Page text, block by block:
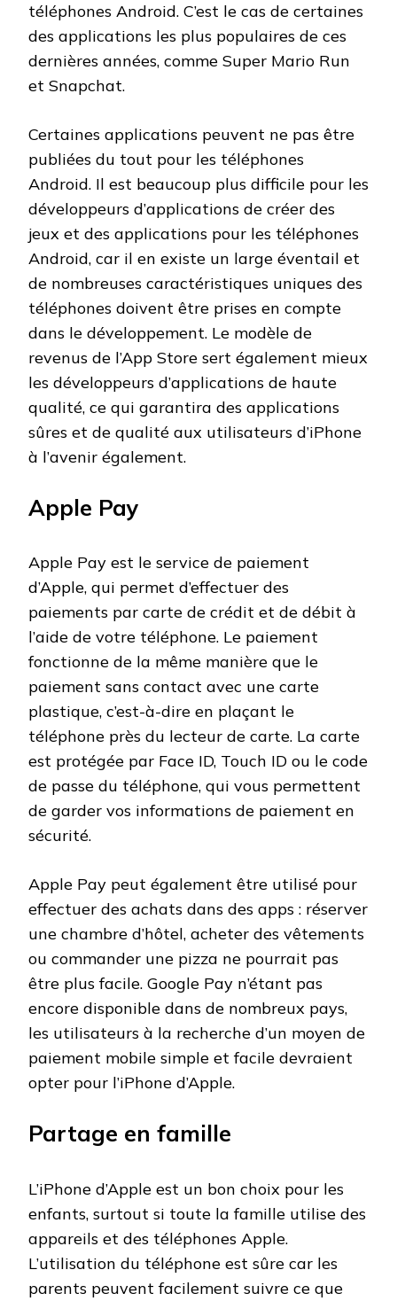
téléphones Android. C’est le cas de certaines
des applications les plus populaires de ces
dernières années, comme Super Mario Run
et Snapchat.
Certaines applications peuvent ne pas être
publiées du tout pour les téléphones
Android. Il est beaucoup plus difficile pour les
développeurs d’applications de créer des
jeux et des applications pour les téléphones
Android, car il en existe un large éventail et
de nombreuses caractéristiques uniques des
téléphones doivent être prises en compte
dans le développement. Le modèle de
revenus de l’App Store sert également mieux
les développeurs d’applications de haute
qualité, ce qui garantira des applications
sûres et de qualité aux utilisateurs d’iPhone
à l’avenir également.
Apple Pay
Apple Pay est le service de paiement
d’Apple, qui permet d’effectuer des
paiements par carte de crédit et de débit à
l’aide de votre téléphone. Le paiement
fonctionne de la même manière que le
paiement sans contact avec une carte
plastique, c’est-à-dire en plaçant le
téléphone près du lecteur de carte. La carte
est protégée par Face ID, Touch ID ou le code
de passe du téléphone, qui vous permettent
de garder vos informations de paiement en
sécurité.
Apple Pay peut également être utilisé pour
effectuer des achats dans des apps : réserver
une chambre d’hôtel, acheter des vêtements
ou commander une pizza ne pourrait pas
être plus facile. Google Pay n’étant pas
encore disponible dans de nombreux pays,
les utilisateurs à la recherche d’un moyen de
paiement mobile simple et facile devraient
opter pour l’iPhone d’Apple.
Partage en famille
L’iPhone d’Apple est un bon choix pour les
enfants, surtout si toute la famille utilise des
appareils et des téléphones Apple.
L’utilisation du téléphone est sûre car les
parents peuvent facilement suivre ce que